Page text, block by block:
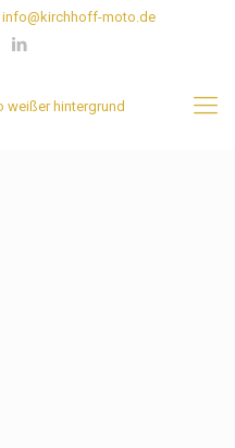
info@kirchhoff-moto.de